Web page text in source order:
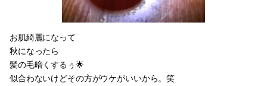
お肌綺麗になって
秋になったら
髪の毛暗くするぅ🌟
似合わないけどその方がウケがいいから。笑